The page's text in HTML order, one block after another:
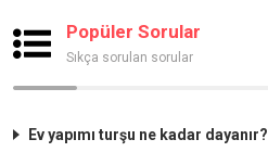
Popüler Sorular
Sıkça sorulan sorular
Ev yapımı turşu ne kadar dayanır?